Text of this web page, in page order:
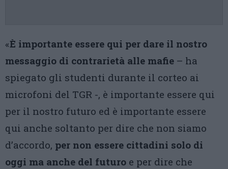
«È importante essere qui per dare il nostro
messaggio di contrarietà alle mafie – ha
spiegato gli studenti durante il corteo ai
microfoni del TGR -, è importante essere qui
per il nostro futuro ed è importante essere
qui anche soltanto per dire che non siamo
d’accordo, per non essere cittadini solo di
oggi ma anche del futuro e per dire che